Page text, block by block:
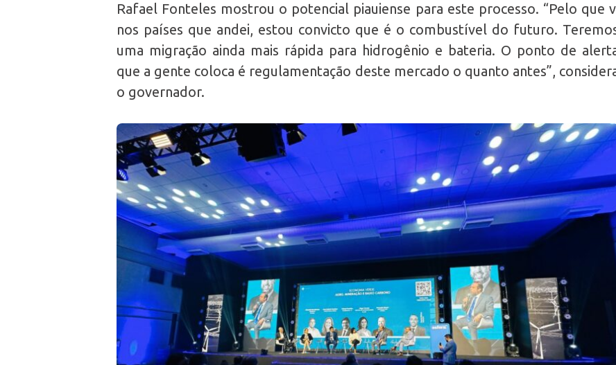
Rafael Fonteles mostrou o potencial piauiense para este processo. “Pelo que
nos países que andei, estou convicto que é o combustível do futuro.
uma migração ainda mais rápida para hidrogênio e bateria. O ponto de
que a gente coloca é regulamentação deste mercado o quanto antes”,
o governador.